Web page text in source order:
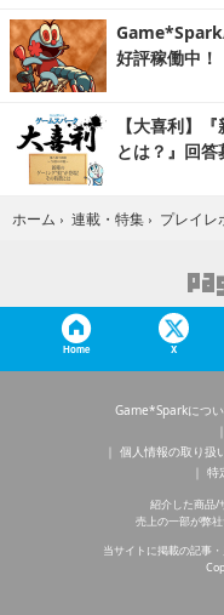
好評稼働中！
【大喜利】
とは？』回答
ホーム › 連載・特集 › プレイレ
Home X
Game*Sparkにつ
個人情報の取り扱
特
紹介した商品/
売上の一部が弊
当サイトに掲載の記事